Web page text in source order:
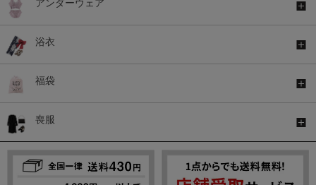
アンダーウェア
浴衣
福袋
喪服